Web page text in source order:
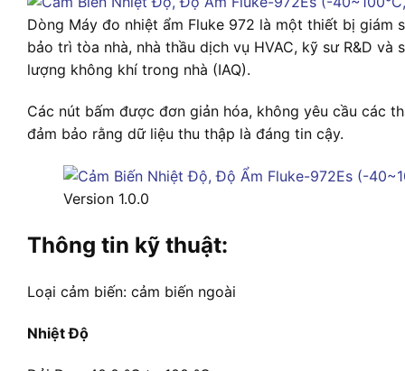
Dòng Máy đo nhiệt ẩm Fluke 972 là một thiết bị
bảo trì tòa nhà, nhà thầu dịch vụ HVAC, kỹ sư R&D
lượng không khí trong nhà (IAQ).
Các nút bấm được đơn giản hóa, không yêu cầu các
đảm bảo rằng dữ liệu thu thập là đáng tin cậy.
Version 1.0.0
Thông tin kỹ thuật:
Loại cảm biến: cảm biến ngoài
Nhiệt Độ